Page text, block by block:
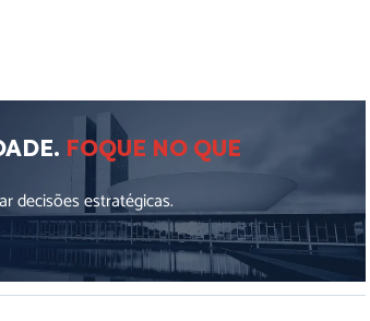
FOQUE NO QUE
decisões estratégicas.